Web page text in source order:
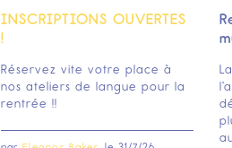
INSCRIPTIONS OUVERTES
!
Réservez vite votre place à
nos ateliers de langue pour la
rentrée !!